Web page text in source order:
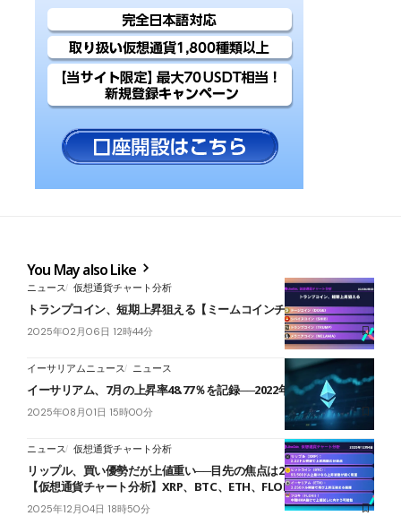
You May also Like
ニュース 仮想通貨チャート分析
トランプコイン、短期上昇狙える【ミームコインチャート分析】
2025年02月06日 12時44分
イーサリアムニュース ニュース
イーサリアム、7月の上昇率48.77％を記録──2022年7月以来最大に
2025年08月01日 15時00分
ニュース 仮想通貨チャート分析
リップル、買い優勢だが上値重い──目先の焦点は2.22ドルの攻防
【仮想通貨チャート分析】XRP、BTC、ETH、FLOKI
2025年12月04日 18時50分